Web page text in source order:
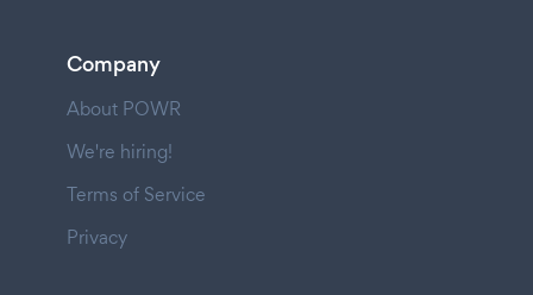
Company
About POWR
We're hiring!
Terms of Service
Privacy